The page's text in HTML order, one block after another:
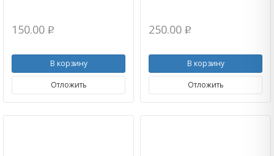
150.00 p
В корзину
Отложить
250.00 p
В корзину
Отложить